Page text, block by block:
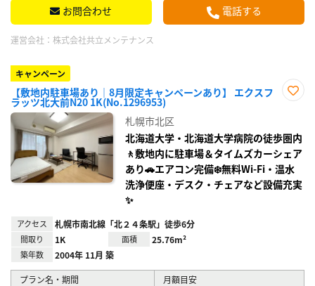
お問合わせ 電話する
運営会社： 株式会社共立メンテナンス
キャンペーン
【敷地内駐車場あり｜8月限定キャンペーンあり】 エクスフ
ラッツ北大前N20 1K(No.1296953)
録
札幌市北区
北海道大学・北海道大学病院の徒歩圏内
🚶敷地内に駐車場＆タイムズカーシェア
あり🚗エアコン完備❄️無料Wi‑Fi・温水
洗浄便座・デスク・チェアなど設備充実
✨
アクセス 札幌市南北線「北２４条駅」徒歩6分
間取り 1K 面積 25.76m²
築年数 2004年 11月 築
プラン名・期間
月額目安